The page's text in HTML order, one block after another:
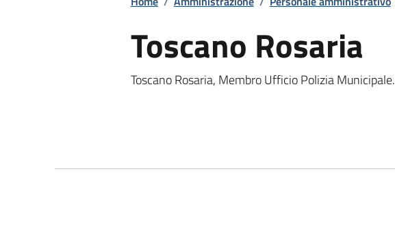
Toscano Rosaria
Toscano Rosaria, Membro Ufficio Polizia Municipale.